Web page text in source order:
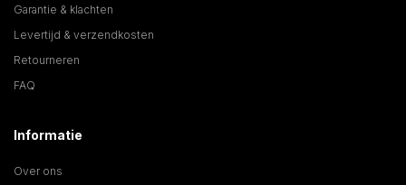
Garantie & klachten
Levertijd & verzendkosten
Retourneren
FAQ
Informatie
Over ons